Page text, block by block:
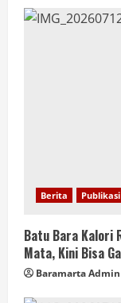
Berita Publikasi
Batu Bara Kalori
Mata, Kini Bisa
Baramarta Admin